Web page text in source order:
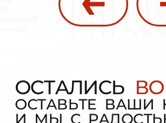
ОСТАЛИСЬ ВО
ОСТАВЬТЕ ВАШИ
И МЫ С РАДОСТЬ